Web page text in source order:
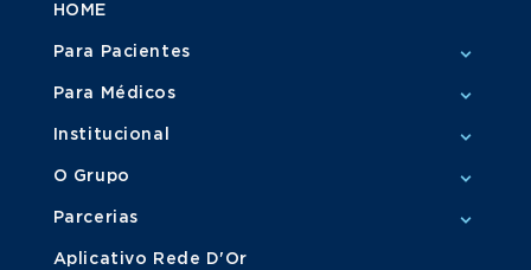
HOME
Para Pacientes
Para Médicos
Institucional
O Grupo
Parcerias
Aplicativo Rede D'Or